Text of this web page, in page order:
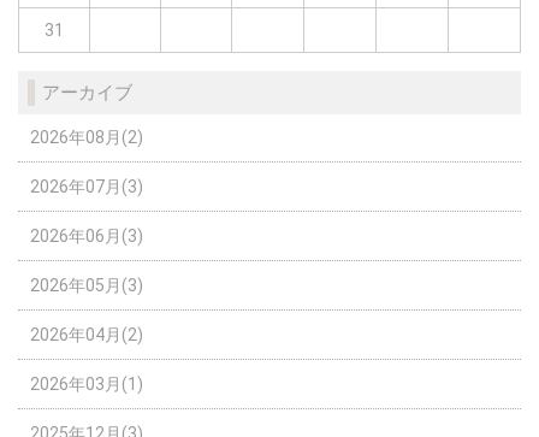
31
アーカイブ
2026年08月(2)
2026年07月(3)
2026年06月(3)
2026年05月(3)
2026年04月(2)
2026年03月(1)